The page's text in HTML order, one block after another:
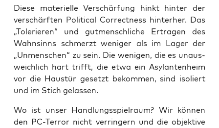
Die­se mate­ri­el­le Ver­schär­fung hinkt hin­ter der
ver­schärf­ten Poli­ti­cal Cor­rect­ness hin­ter­her. Das
„Tole­rie­ren“ und gut­mensch­li­che Ertra­gen des
Wahn­sinns schmerzt weni­ger als im Lager der
„Unmen­schen“ zu sein. Die weni­gen, die es unaus­
weich­lich hart trifft, die etwa ein Asy­lan­ten­heim
vor die Haus­tür gesetzt bekom­men, sind iso­liert
und im Stich gelassen.
Wo ist unser Hand­lungs­spiel­raum? Wir kön­nen
den PC-Ter­ror nicht ver­rin­gern und die objek­ti­ve